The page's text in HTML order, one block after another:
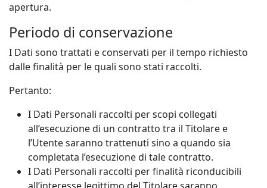
apertura.
Periodo di conservazione
I Dati sono trattati e conservati per il tempo richiesto
dalle finalità per le quali sono stati raccolti.
Pertanto:
I Dati Personali raccolti per scopi collegati
all’esecuzione di un contratto tra il Titolare e
l’Utente saranno trattenuti sino a quando sia
completata l’esecuzione di tale contratto.
I Dati Personali raccolti per finalità riconducibili